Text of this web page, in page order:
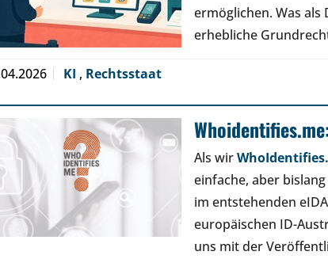
ermöglichen. Was
erhebliche
KI , Rechtsstaat
Als wir
einfache, aber
im entstehenden
europäischen ID-
uns mit der